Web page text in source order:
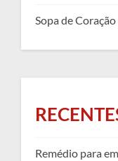
Sopa de Coração
Remédio para